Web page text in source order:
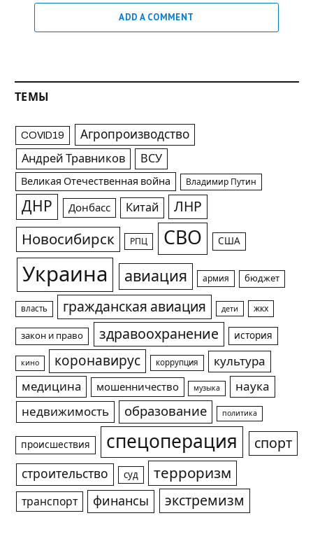
ADD A COMMENT
ТЕМЫ
COVID19 Агропроизводство
Андрей Травников ВСУ
Великая Отечественная война Владимир Путин
ДНР Донбасс Китай ЛНР
Новосибирск РПЦ СВО США
Украина авиация армия бюджет
власть гражданская авиация дети жкх
закон и право здравоохранение история
кино коронавирус коррупция
культура
медицина
мошенничество музыка
наука
недвижимость
образование политика
происшествия спецоперация спорт
строительство суд терроризм
транспорт финансы экстремизм